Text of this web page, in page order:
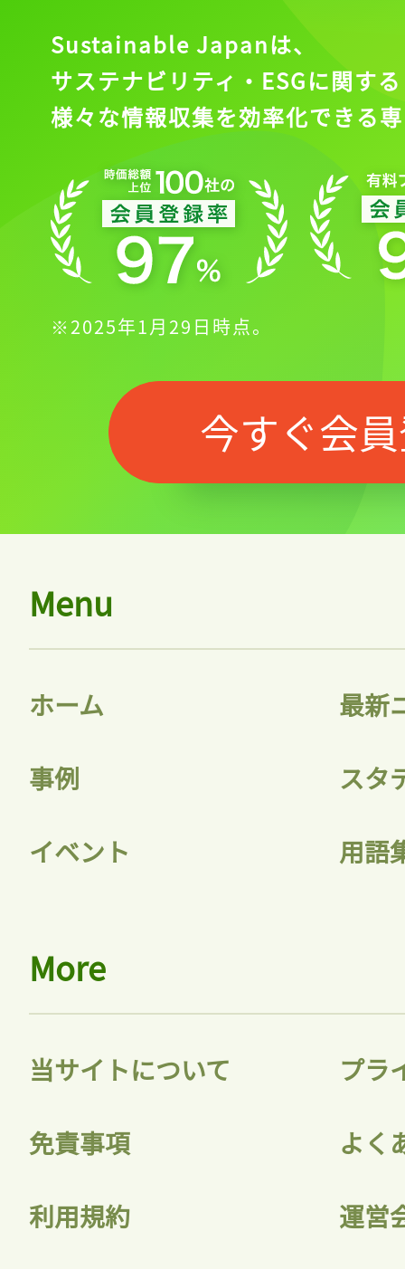
Sustainable Japanは、
サステナビリティ・ESGに関する
様々な情報収集を効率化できる
※2025年1月29日時点。
今すぐ会
Menu
ホーム 最新
事例 スタ
イベント 用語
More
当サイトについて プラ
免責事項 よく
利用規約 運営